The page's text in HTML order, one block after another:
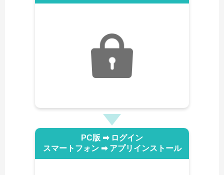
PC版 ➡︎ ログイン
スマートフォン ➡︎ アプリインストール